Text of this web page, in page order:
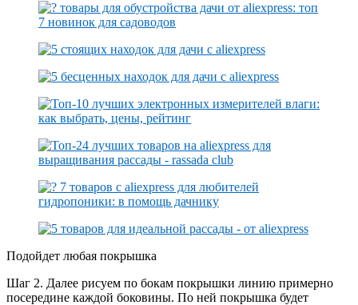
Подойдет любая покрышка
Шаг 2. Далее рисуем по бокам покрышки линию примерно
посередине каждой боковины. По ней покрышка будет